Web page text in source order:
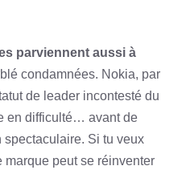
parviennent aussi à
condamnées. Nokia, par
de leader incontesté du
en difficulté… avant de
spectaculaire. Si tu veux
marque peut se réinventer